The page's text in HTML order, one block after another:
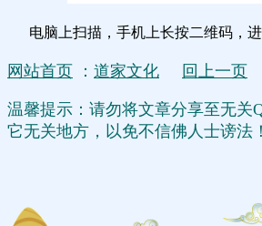
电脑上扫描，手机上长按二维码，
网站首页 ： 道家文化 回上一页
温馨提示：请勿将文章分享至无关
它无关地方，以免不信佛人士谤法！